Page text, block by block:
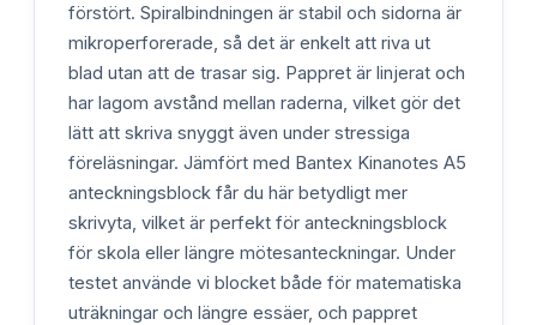
förstört. Spiralbindningen är stabil och sidorna är
mikroperforerade, så det är enkelt att riva ut
blad utan att de trasar sig. Pappret är linjerat och
har lagom avstånd mellan raderna, vilket gör det
lätt att skriva snyggt även under stressiga
föreläsningar. Jämfört med Bantex Kinanotes A5
anteckningsblock får du här betydligt mer
skrivyta, vilket är perfekt för anteckningsblock
för skola eller längre mötesanteckningar. Under
testet använde vi blocket både för matematiska
uträkningar och längre essäer, och pappret